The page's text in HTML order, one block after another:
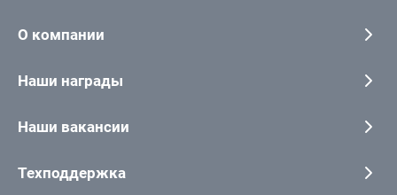
О компании
Наши награды
Наши вакансии
Техподдержка